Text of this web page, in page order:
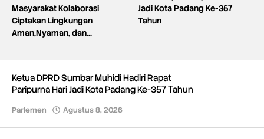
Masyarakat Kolaborasi
Ciptakan Lingkungan
Aman,Nyaman, dan…
Jadi Kota Padang Ke-357
Tahun
Ketua DPRD Sumbar Muhidi Hadiri Rapat
Paripurna Hari Jadi Kota Padang Ke-357 Tahun
Parlemen Agustus 8, 2026